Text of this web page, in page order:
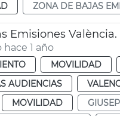
ZONA DE BAJAS
Emisiones
1 año
MOVILIDAD
AUDIENCIAS
MOVILIDAD